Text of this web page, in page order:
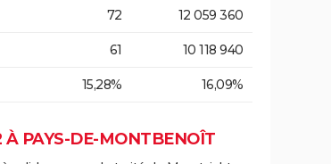
72 12 059 360
61 10 118 940
15,28% 16,09%
À PAYS-DE-MONTBENOÎT